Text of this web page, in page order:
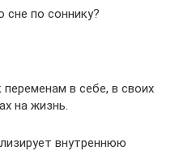
сне по соннику?
в себе, в своих
на жизнь.
внутреннюю